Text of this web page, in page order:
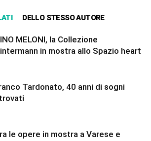
DELLO STESSO AUTORE
MELONI, la Collezione
in mostra allo Spazio heart
Tardonato, 40 anni di sogni
le opere in mostra a Varese e